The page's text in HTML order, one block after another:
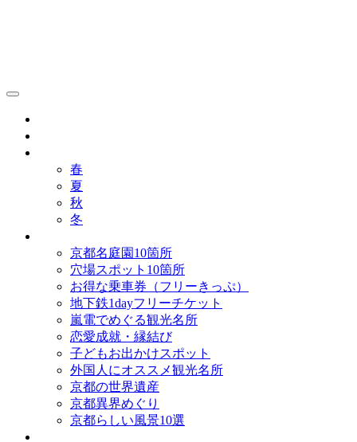
春
夏
秋
冬
京都名庭園10箇所
穴場スポット10箇所
お得な乗車券（フリーきっぷ）
地下鉄1dayフリーチケット
嵐電でめぐる観光名所
恋愛成就・縁結び
子どもお出かけスポット
外国人にオススメ観光名所
京都の世界遺産
京都異界めぐり
京都らしい風景10選